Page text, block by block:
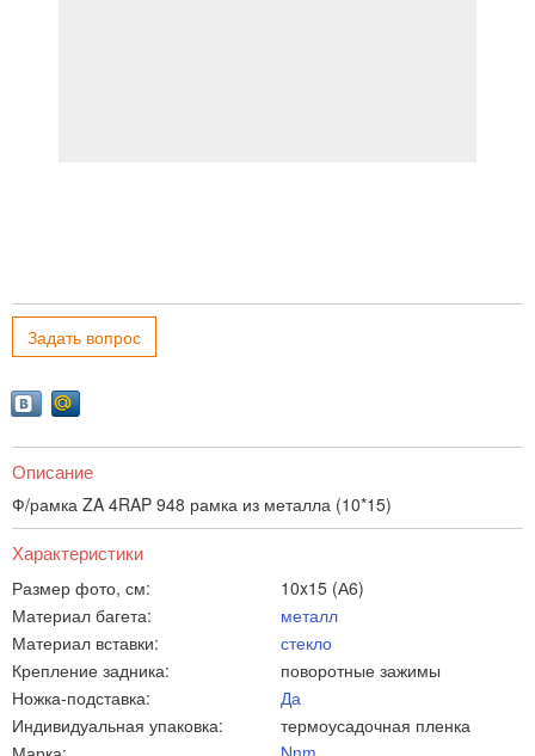
Задать вопрос
Описание
Ф/рамка ZA 4RAP 948 рамка из металла (10*15)
Характеристики
Размер фото, см:
10x15 (А6)
Материал багета:
металл
Материал вставки:
стекло
Крепление задника:
поворотные зажимы
Ножка-подставка:
Да
Индивидуальная упаковка:
термоусадочная пленка